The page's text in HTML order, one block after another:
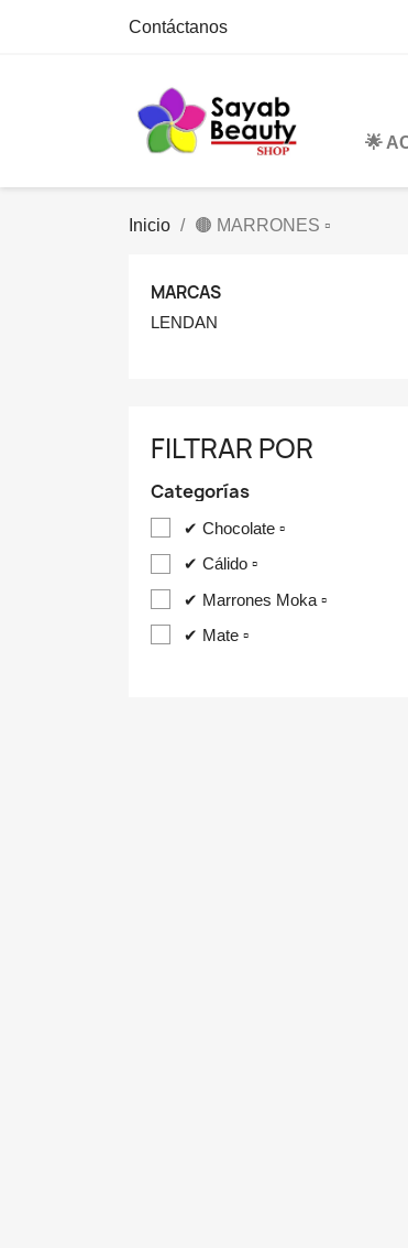
Contáctanos
🌟
Inicio 🟤 MARRONES ▫
MARCAS
LENDAN
FILTRAR POR
Categorías
✔ Chocolate ▫
✔ Cálido ▫
✔ Marrones Moka ▫
✔ Mate ▫